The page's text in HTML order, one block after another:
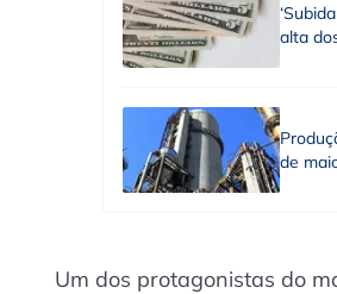
alta
de
Um dos protagonistas do